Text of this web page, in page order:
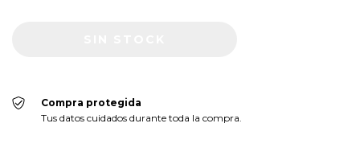
Compra protegida
Tus datos cuidados durante toda la compra.